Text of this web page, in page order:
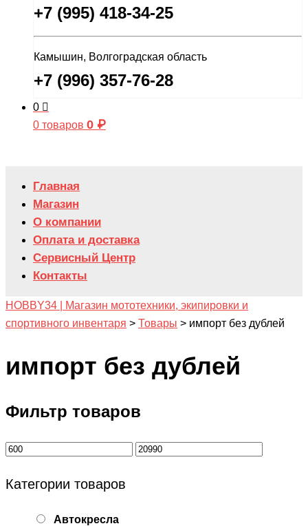
+7 (995) 418-34-25
Камышин, Волгоградская область
+7 (996) 357-76-28
0
0 товаров 0 ₽
Главная
Магазин
О компании
Оплата и доставка
Сервисный Центр
Контакты
HOBBY34 | Магазин мототехники, экипировки и
спортивного инвентаря > Товары > импорт без дублей
импорт без дублей
Фильтр товаров
Категории товаров
Автокресла